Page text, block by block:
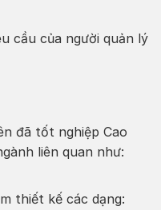
cầu của người quản lý
đã tốt nghiệp Cao
liên quan như:
thiết kế các dạng: